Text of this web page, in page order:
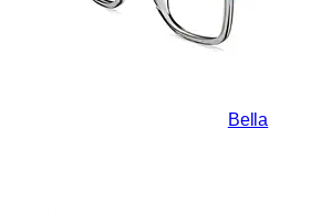
Bella